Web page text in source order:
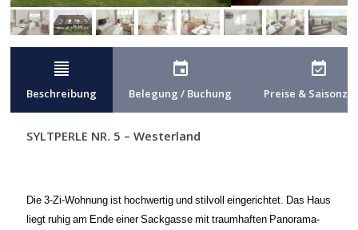
format_align_justify
Beschreibung
event
Belegung / Buchung
event_available
Preise &
SYLTPERLE NR. 5 – Westerland
Die 3-Zi-Wohnung ist hochwertig und stilvoll eingerichtet. Das Haus
liegt ruhig am Ende einer Sackgasse mit traumhaften Panorama-